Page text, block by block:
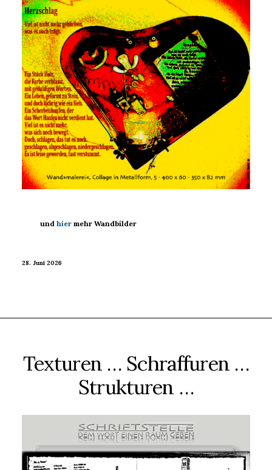
und hier mehr Wandbilder
28. Juni 2026
Texturen … Schraffuren …
Strukturen …